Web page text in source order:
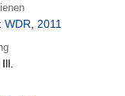
: WDR, 2011